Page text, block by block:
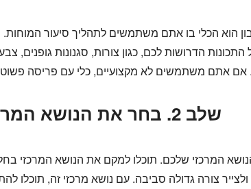
הוא הכלי בו אתם משתמשים לתהליך סיעור
הדרושות לכם, כגון צורות, סגנונות גופנים,
שלב 2. בחר את הנושא המרכזי שלך
המרכזי שלכם. תוכלו למקם את הנושא המרכזי
צורה גדולה סביבה. עם נושא מרכזי זה, תוכלו